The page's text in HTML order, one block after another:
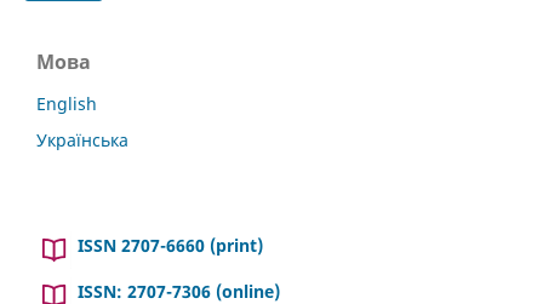
Мова
English
Українська
ISSN 2707-6660 (print)
ISSN: 2707-7306 (online)